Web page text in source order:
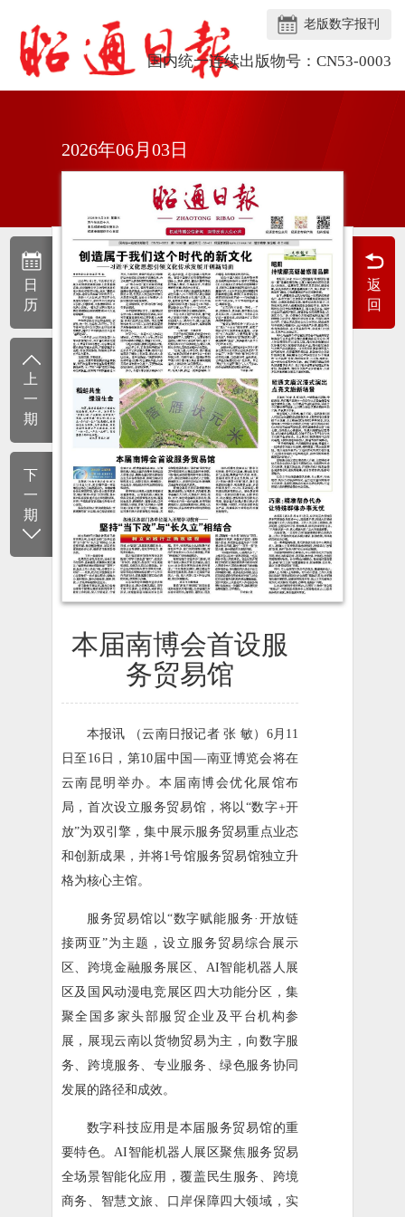
老版数字报刊
国内统一连续出版物号：CN53-0003
日
历
上
一
期
下
一
期
返
回
2026年06月03日
本届南博会首设服
务贸易馆
本报讯 （云南日报记者 张 敏）6月11
日至16日，第10届中国—南亚博览会将在
云南昆明举办。本届南博会优化展馆布
局，首次设立服务贸易馆，将以“数字+开
放”为双引擎，集中展示服务贸易重点业态
和创新成果，并将1号馆服务贸易馆独立升
格为核心主馆。
服务贸易馆以“数字赋能服务·开放链
接两亚”为主题，设立服务贸易综合展示
区、跨境金融服务展区、AI智能机器人展
区及国风动漫电竞展区四大功能分区，集
聚全国多家头部服贸企业及平台机构参
展，展现云南以货物贸易为主，向数字服
务、跨境服务、专业服务、绿色服务协同
发展的路径和成效。
数字科技应用是本届服务贸易馆的重
要特色。AI智能机器人展区聚焦服务贸易
全场景智能化应用，覆盖民生服务、跨境
商务、智慧文旅、口岸保障四大领域，实